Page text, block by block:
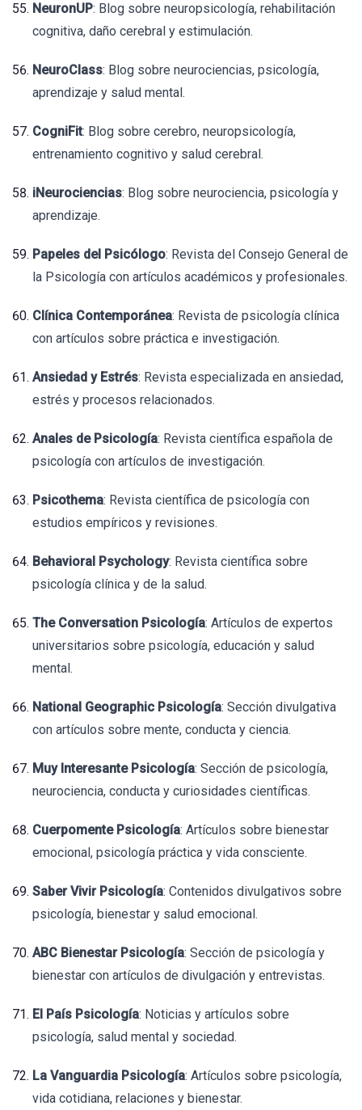
NeuronUP: Blog sobre neuropsicología, rehabilitación
cognitiva, daño cerebral y estimulación.
NeuroClass: Blog sobre neurociencias, psicología,
aprendizaje y salud mental.
CogniFit: Blog sobre cerebro, neuropsicología,
entrenamiento cognitivo y salud cerebral.
iNeurociencias: Blog sobre neurociencia, psicología y
aprendizaje.
Papeles del Psicólogo: Revista del Consejo General de
la Psicología con artículos académicos y profesionales.
Clínica Contemporánea: Revista de psicología clínica
con artículos sobre práctica e investigación.
Ansiedad y Estrés: Revista especializada en ansiedad,
estrés y procesos relacionados.
Anales de Psicología: Revista científica española de
psicología con artículos de investigación.
Psicothema: Revista científica de psicología con
estudios empíricos y revisiones.
Behavioral Psychology: Revista científica sobre
psicología clínica y de la salud.
The Conversation Psicología: Artículos de expertos
universitarios sobre psicología, educación y salud
mental.
National Geographic Psicología: Sección divulgativa
con artículos sobre mente, conducta y ciencia.
Muy Interesante Psicología: Sección de psicología,
neurociencia, conducta y curiosidades científicas.
Cuerpomente Psicología: Artículos sobre bienestar
emocional, psicología práctica y vida consciente.
Saber Vivir Psicología: Contenidos divulgativos sobre
psicología, bienestar y salud emocional.
ABC Bienestar Psicología: Sección de psicología y
bienestar con artículos de divulgación y entrevistas.
El País Psicología: Noticias y artículos sobre
psicología, salud mental y sociedad.
La Vanguardia Psicología: Artículos sobre psicología,
vida cotidiana, relaciones y bienestar.